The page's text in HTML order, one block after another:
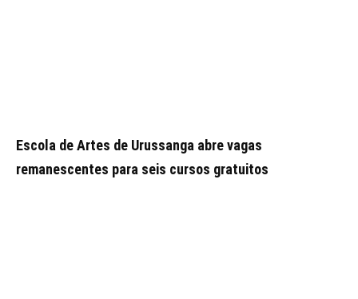
Escola de Artes de Urussanga abre vagas
remanescentes para seis cursos gratuitos